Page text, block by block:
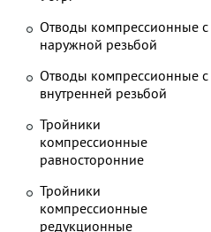
Отводы компрессионные с
наружной резьбой
Отводы компрессионные с
внутренней резьбой
Тройники
компрессионные
равносторонние
Тройники
компрессионные
редукционные